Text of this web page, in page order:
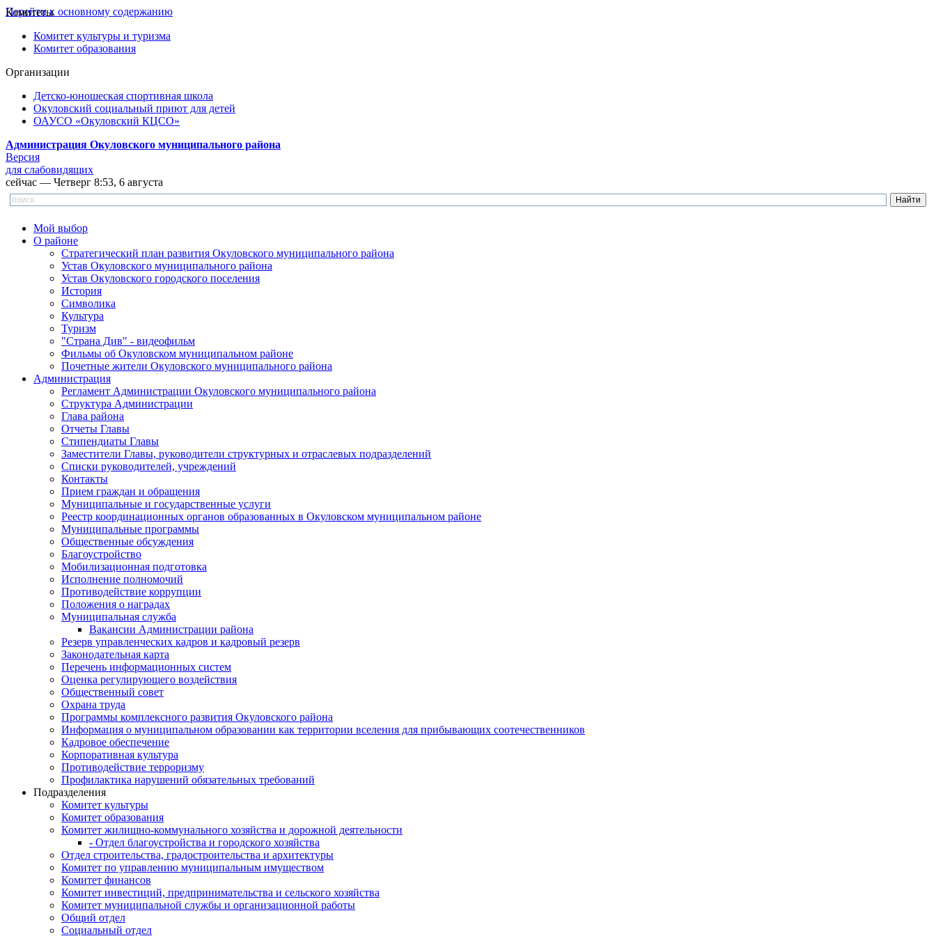
Перейти к основному содержанию
Комитеты
Комитет культуры и туризма
Комитет образования
Организации
Детско-юношеская спортивная школа
Окуловский социальный приют для детей
ОАУСО «Окуловский КЦСО»
Администрация Окуловского муниципального района
Версия
для слабовидящих
сейчас — Четверг 8:53, 6 августа
Мой выбор
О районе
Стратегический план развития Окуловского муниципального района
Устав Окуловского муниципального района
Устав Окуловского городского поселения
История
Символика
Культура
Туризм
"Страна Див" - видеофильм
Фильмы об Окуловском муниципальном районе
Почетные жители Окуловского муниципального района
Администрация
Регламент Администрации Окуловского муниципального района
Структура Администрации
Глава района
Отчеты Главы
Стипендиаты Главы
Заместители Главы, руководители структурных и отраслевых подразделений
Списки руководителей, учреждений
Контакты
Прием граждан и обращения
Муниципальные и государственные услуги
Реестр координационных органов образованных в Окуловском муниципальном районе
Муниципальные программы
Общественные обсуждения
Благоустройство
Мобилизационная подготовка
Исполнение полномочий
Противодействие коррупции
Положения о наградах
Муниципальная служба
Вакансии Администрации района
Резерв управленческих кадров и кадровый резерв
Законодательная карта
Перечень информационных систем
Оценка регулирующего воздействия
Общественный совет
Охрана труда
Программы комплексного развития Окуловского района
Информация о муниципальном образовании как территории вселения для прибывающих соотечественников
Кадровое обеспечение
Корпоративная культура
Противодействие терроризму
Профилактика нарушений обязательных требований
Подразделения
Комитет культуры
Комитет образования
Комитет жилищно-коммунального хозяйства и дорожной деятельности
- Отдел благоустройства и городского хозяйства
Отдел строительства, градостроительства и архитектуры
Комитет по управлению муниципальным имуществом
Комитет финансов
Комитет инвестиций, предпринимательства и сельского хозяйства
Комитет муниципальной службы и организационной работы
Общий отдел
Социальный отдел